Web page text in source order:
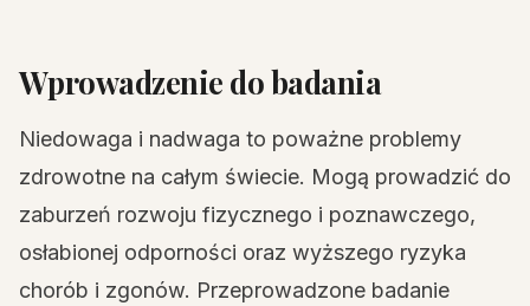
Wprowadzenie do badania
Niedowaga i nadwaga to poważne problemy
zdrowotne na całym świecie. Mogą prowadzić do
zaburzeń rozwoju fizycznego i poznawczego,
osłabionej odporności oraz wyższego ryzyka
chorób i zgonów. Przeprowadzone badanie